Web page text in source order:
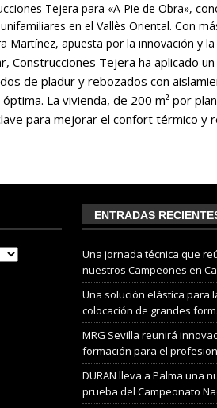
Tejera para «A Pie de Obra»,
en el Vallès Oriental. Con
Martínez, apuesta por la innovación y
Construcciones Tejera ha aplicado
de pladur y rebozados con
La vivienda, de 200 m² por
para mejorar el confort térmico y
ENTRADAS
Una jornada técnica que
nuestros Campeones en
Una solución elástica para
colocación de grandes
MRG Sevilla reunirá
formación para el
DURAN lleva a Palma una
prueba del Campeonato